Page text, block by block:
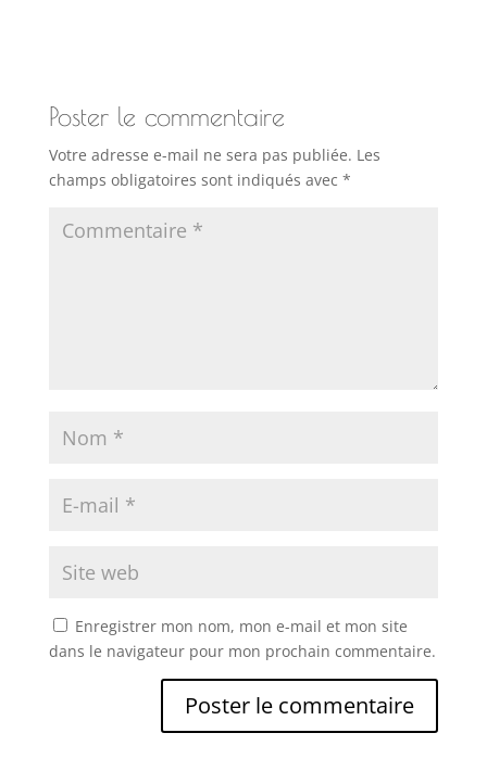
Poster le commentaire
Votre adresse e-mail ne sera pas publiée. Les
champs obligatoires sont indiqués avec *
Enregistrer mon nom, mon e-mail et mon site
dans le navigateur pour mon prochain commentaire.